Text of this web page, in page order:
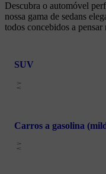
Descubra o automóvel
nossa gama de sedans
todos concebidos a
SUV
Carros a gasolina